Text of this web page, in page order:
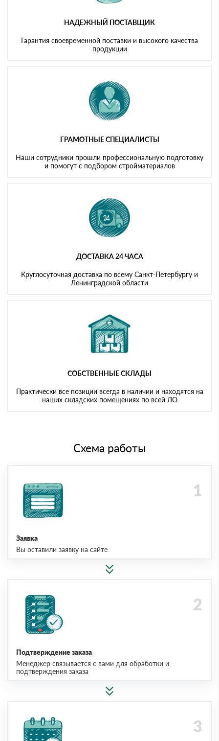
НАДЕЖНЫЙ ПОСТАВЩИК
Гарантия своевременной поставки и высокого качества
продукции
ГРАМОТНЫЕ СПЕЦИАЛИСТЫ
Наши сотрудники прошли профессиональную подготовку
и помогут с подбором стройматериалов
ДОСТАВКА 24 ЧАСА
Круглосуточная доставка по всему Санкт-Петербургу и
Ленинградской области
СОБСТВЕННЫЕ СКЛАДЫ
Практически все позиции всегда в наличии и находятся на
наших складских помещениях по всей ЛО
Схема работы
Заявка
Вы оставили заявку на сайте
Подтверждение заказа
Менеджер связывается с вами для обработки и
подтверждения заказа